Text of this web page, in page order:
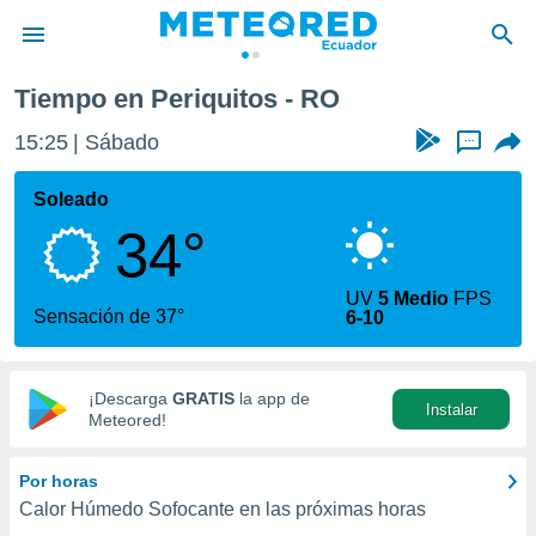
de
ha
calidad.
a este
las
y
digital
basada
Tiempo en Periquitos - RO
15:25 Sábado ...
Soleado
34°
Sensación de 37°
UV5 Medio FPS
6-10
¡Descarga GRATIS la app de
Meteored!
Instalar
Por horas
Calor Húmedo Sofocante en las próximas horas